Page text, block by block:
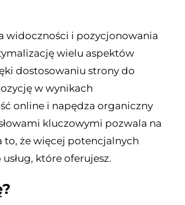
widoczności i pozycjonowania
wielu aspektów
dostosowaniu strony do
w wynikach
online i napędza organiczny
kluczowymi pozwala na
to, że więcej potencjalnych
które oferujesz​​.